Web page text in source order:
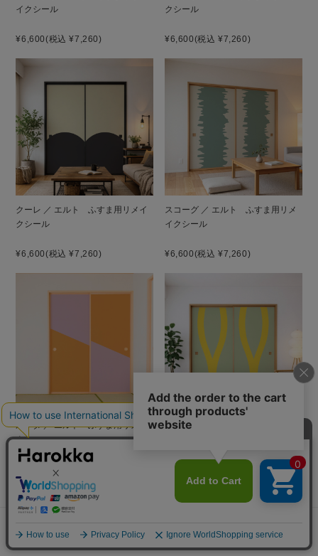
イクシール
¥6,600(税込 ¥7,260)
クシール
¥6,600(税込 ¥7,260)
クーレ ／ エルト ふすま用リメイ
クシール
¥6,600(税込 ¥7,260)
スコーグ ／ エルト ふすま用リメ
イクシール
¥6,600(税込 ¥7,260)
ルータ ／ エルト ふすま用リメイ
クシール
(税込 ¥7,260)
ブラード ／ エルト ふすま用リメ
お困りごとはございますか？
貼り方を見る 素材サンプル